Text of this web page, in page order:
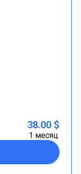
38.00 $
1 месяц